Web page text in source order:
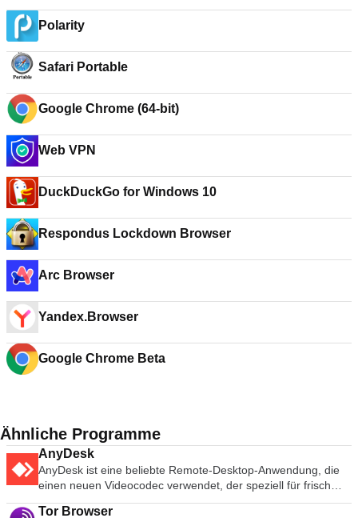
Polarity
Safari Portable
Google Chrome (64-bit)
Web VPN
DuckDuckGo for Windows 10
Respondus Lockdown Browser
Arc Browser
Yandex.Browser
Google Chrome Beta
Ähnliche Programme
AnyDesk
AnyDesk ist eine beliebte Remote-Desktop-Anwendung, die
einen neuen Videocodec verwendet, der speziell für frisch
aussehende grafische Benutzeroberflächen entwickelt wurde.
Tor Browser